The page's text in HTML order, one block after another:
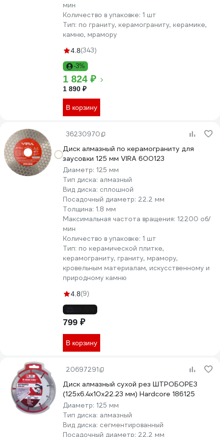
мин
Количество в упаковке: 1 шт
Тип: по граниту, керамограниту, керамике,
камню, мрамору
4.8(343)
-3%
1 824 ₽
1 890 ₽
В корзину
36230970
Диск алмазный по керамограниту для
заусовки 125 мм VIRA 600123
Диаметр: 125 мм
Тип диска: алмазный
Вид диска: сплошной
Посадочный диаметр: 22.2 мм
Толщина: 1.8 мм
Максимальная частота вращения: 12200 об/
мин
Количество в упаковке: 1 шт
Тип: по керамической плитке,
керамограниту, граниту, мрамору,
кровельным материалам, искусственному и
природному камню
4.8(9)
799 ₽
В корзину
20697291
Диск алмазный сухой рез ШТРОБОРЕЗ
(125x6.4x10x22.23 мм) Hardcore 186125
Диаметр: 125 мм
Тип диска: алмазный
Вид диска: сегментированный
Посадочный диаметр: 22.2 мм